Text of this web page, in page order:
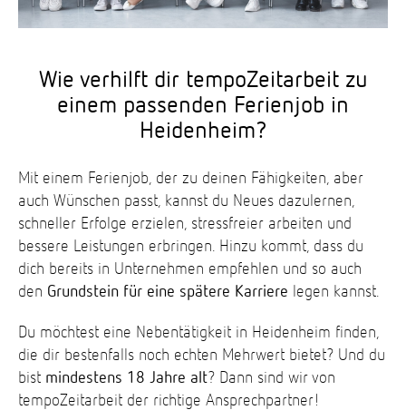
Wie verhilft dir tempoZeitarbeit zu
einem passenden Ferienjob in
Heidenheim?
Mit einem Ferienjob, der zu deinen Fähigkeiten, aber
auch Wünschen passt, kannst du Neues dazulernen,
schneller Erfolge erzielen, stressfreier arbeiten und
bessere Leistungen erbringen. Hinzu kommt, dass du
dich bereits in Unternehmen empfehlen und so auch
den Grundstein für eine spätere Karriere legen kannst.
Du möchtest eine Nebentätigkeit in Heidenheim finden,
die dir bestenfalls noch echten Mehrwert bietet? Und du
bist mindestens 18 Jahre alt? Dann sind wir von
tempoZeitarbeit der richtige Ansprechpartner!